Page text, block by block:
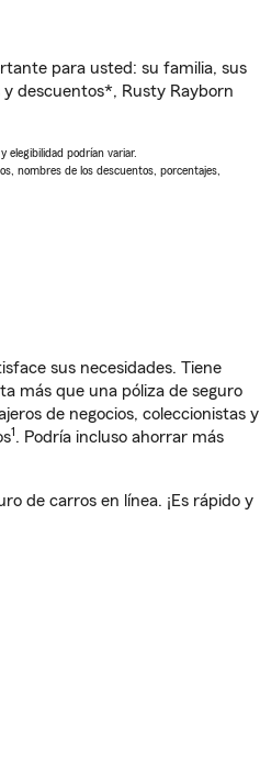
para usted: su familia, sus
descuentos*, Rusty Rayborn
elegibilidad podrían variar.
nombres de los descuentos, porcentajes,
sus necesidades. Tiene
más que una póliza de seguro
de negocios, coleccionistas y
1. Podría incluso ahorrar más
de carros en línea. ¡Es rápido y